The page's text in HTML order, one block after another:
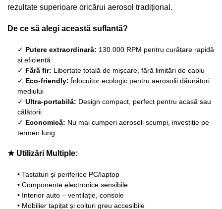
rezultate superioare oricărui aerosol tradițional.
De ce să alegi această suflantă?
✓ Putere extraordinară: 130.000 RPM pentru curățare rapidă
și eficientă
✓ Fără fir: Libertate totală de mișcare, fără limitări de cablu
✓ Eco-friendly: Înlocuitor ecologic pentru aerosolii dăunători
mediului
✓ Ultra-portabilă: Design compact, perfect pentru acasă sau
călătorii
✓ Economică: Nu mai cumperi aerosoli scumpi, investiție pe
termen lung
★ Utilizări Multiple:
• Tastaturi și periferice PC/laptop
• Componente electronice sensibile
• Interior auto – ventilație, console
• Mobilier tapițat și colțuri greu accesibile